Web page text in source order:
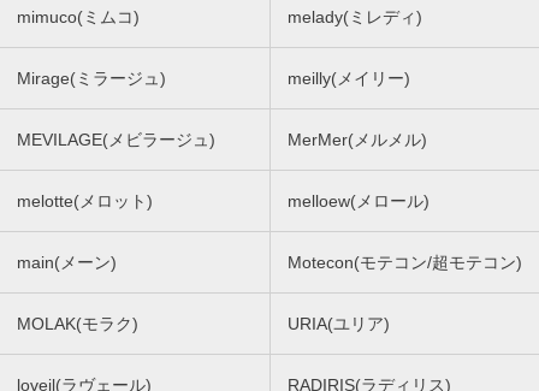
mimuco(ミムコ) melady(ミレディ)
Mirage(ミラージュ) meilly(メイリー)
MEVILAGE(メビラージュ) MerMer(メルメル)
melotte(メロット) melloew(メロール)
main(メーン) Motecon(モテコン/超モテコン)
MOLAK(モラク) URIA(ユリア)
loveil(ラヴェール) RADIRIS(ラディリス)